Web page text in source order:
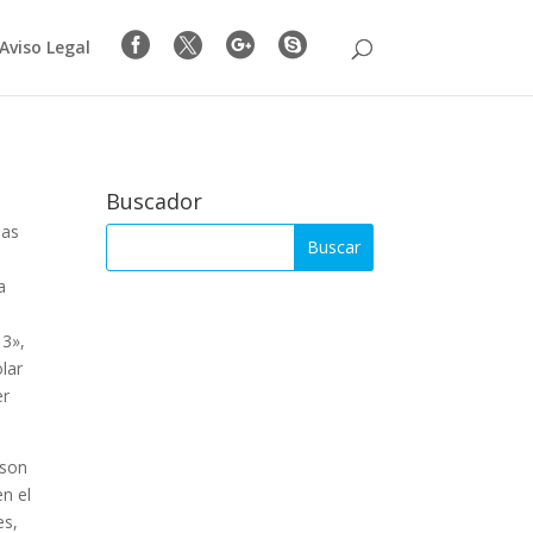
Aviso Legal    
el
Buscador